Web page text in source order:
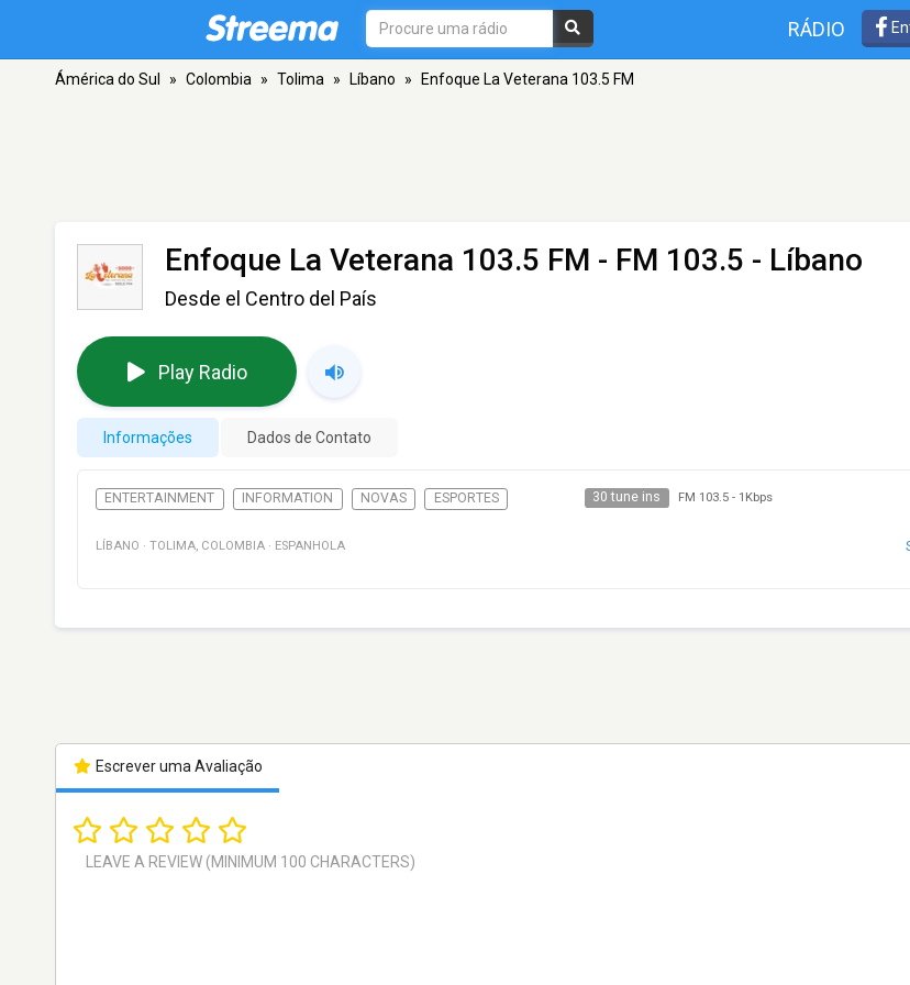
RÁDIO
Ámérica do Sul » Colombia » Tolima » Líbano » Enfoque La Veterana 103.5 FM
Enfoque La Veterana 103.5 FM - FM 103.5 - Líbano
Desde el Centro del País
Play Radio
Informações Dados de Contato
ENTERTAINMENT INFORMATION NOVAS ESPORTES 30 tune ins FM 103.5- 1Kbps
LÍBANO · TOLIMA, COLOMBIA · ESPANHOLA
Escrever uma Avaliação